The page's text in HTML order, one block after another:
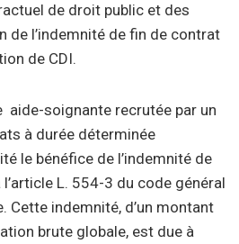
de droit public et des
de l’indemnité de fin de contrat
de CDI.
aide-soignante recrutée par un
à durée déterminée
le bénéfice de l’indemnité de
L. 554-3 du code général
Cette indemnité, d’un montant
brute globale, est due à